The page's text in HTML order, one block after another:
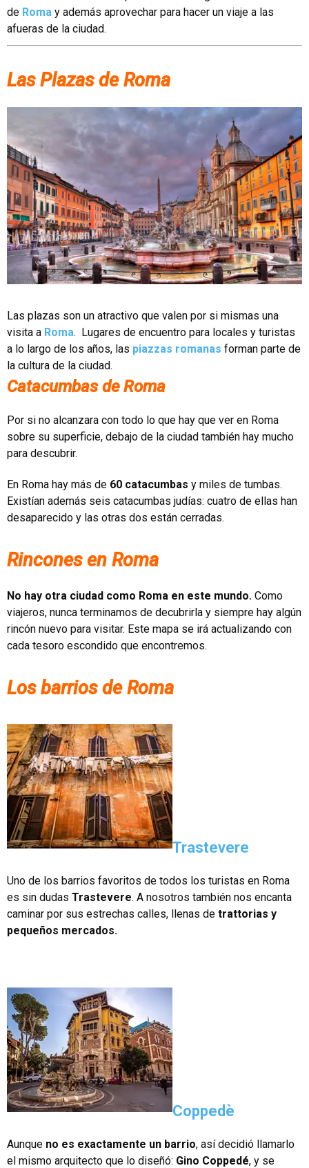
de Roma y además aprovechar para hacer un viaje a las
afueras de la ciudad.
Las Plazas de Roma
Las plazas son un atractivo que valen por si mismas una
visita a Roma. Lugares de encuentro para locales y turistas
a lo largo de los años, las piazzas romanas forman parte de
la cultura de la ciudad.
Catacumbas de Roma
Por si no alcanzara con todo lo que hay que ver en Roma
sobre su superficie, debajo de la ciudad también hay mucho
para descubrir.
En Roma hay más de 60 catacumbas y miles de tumbas.
Existían además seis catacumbas judías: cuatro de ellas han
desaparecido y las otras dos están cerradas.
Rincones en Roma
No hay otra ciudad como Roma en este mundo. Como
viajeros, nunca terminamos de decubrirla y siempre hay algún
rincón nuevo para visitar. Este mapa se irá actualizando con
cada tesoro escondido que encontremos.
Los barrios de Roma
Trastevere
Uno de los barrios favoritos de todos los turistas en Roma
es sin dudas Trastevere. A nosotros también nos encanta
caminar por sus estrechas calles, llenas de trattorias y
pequeños mercados.
Coppedè
Aunque no es exactamente un barrio, así decidió llamarlo
el mismo arquitecto que lo diseñó: Gino Coppedé, y se